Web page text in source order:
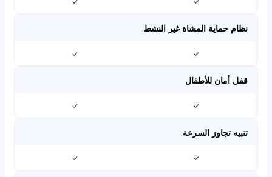
نظام حماية المشاة غير النشط
✓
✓
قفل أمان للأطفال
✓
✓
تنبيه تجاوز السرعة
✓
✓